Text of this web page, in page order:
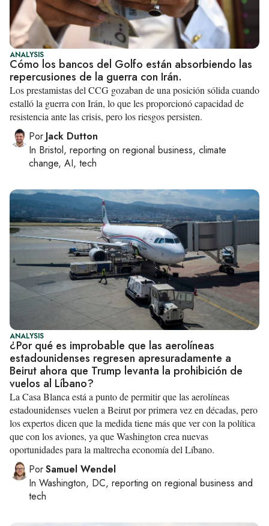
ANALYSIS
Cómo los bancos del Golfo están absorbiendo las
repercusiones de la guerra con Irán.
Los prestamistas del CCG gozaban de una posición sólida cuando
estalló la guerra con Irán, lo que les proporcionó capacidad de
resistencia ante las crisis, pero los riesgos persisten.
Por Jack Dutton
In Bristol, reporting on regional business, climate
change, AI, tech
ANALYSIS
¿Por qué es improbable que las aerolíneas
estadounidenses regresen apresuradamente a
Beirut ahora que Trump levanta la prohibición de
vuelos al Líbano?
La Casa Blanca está a punto de permitir que las aerolíneas
estadounidenses vuelen a Beirut por primera vez en décadas, pero
los expertos dicen que la medida tiene más que ver con la política
que con los aviones, ya que Washington crea nuevas
oportunidades para la maltrecha economía del Líbano.
PorSamuel Wendel
In Washington, DC, reporting on regional business and
tech